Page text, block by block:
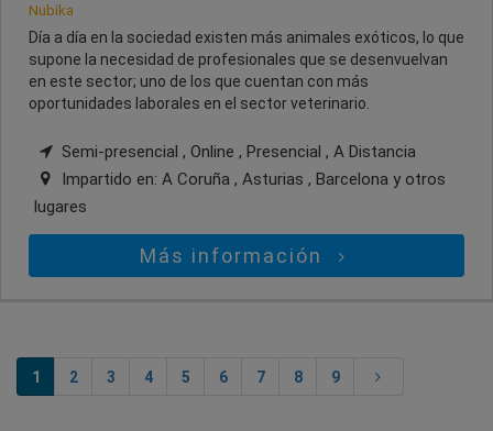
Nubika
Día a día en la sociedad existen más animales exóticos, lo que
supone la necesidad de profesionales que se desenvuelvan
en este sector; uno de los que cuentan con más
oportunidades laborales en el sector veterinario.
Semi-presencial , Online , Presencial , A Distancia
Impartido en: A Coruña , Asturias , Barcelona y otros
lugares
Más información
1 2 3 4 5 6 7 8 9